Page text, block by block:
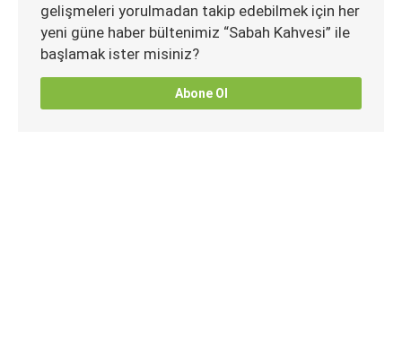
gelişmeleri yorulmadan takip edebilmek için her
yeni güne haber bültenimiz “Sabah Kahvesi” ile
başlamak ister misiniz?
Abone Ol